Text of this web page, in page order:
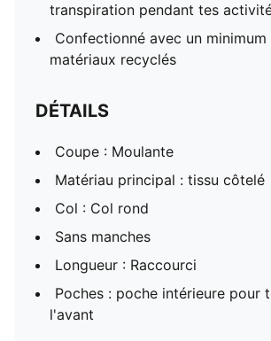
transpiration pendant tes
Confectionné avec un
matériaux recyclés
DÉTAILS
Coupe : Moulante
Matériau principal : tissu côtelé
Col : Col rond
Sans manches
Longueur : Raccourci
Poches : poche intérieure pour
l'avant